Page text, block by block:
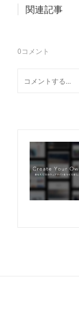
関連記事
0コメント